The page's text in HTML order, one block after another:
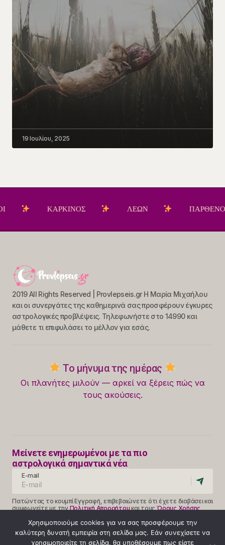
19 Ιουλίου, 2025
ΚΑΡΚΙΝΟΣ ΛΕΩΝ ΠΑΡΘΕΝΟΣ
2019 All Rights Reserved | Provlepseis.gr Η Μαρία Μιχαήλου
και οι συνεργάτες της καθημερινά σας προσφέρουν έγκυρες
αστρολογικές προβλέψεις. Τηλεφωνήστε στο 14990 και
μάθετε τι επιφυλάσει το μέλλον για εσάς.
Το μήνυμα της ημέρας
Οι πλανήτες μιλούν — αρκεί να ξέρεις πώς να
τους ακούσεις.
Μείνετε ενημερωμένοι με τα πιο
αστρολογικά σημαντικά νέα
E-mail
Πατώντας το κουμπί Εγγραφή, επιβεβαιώνετε ότι έχετε διαβάσει και
συμφωνείτε με τηνΠολιτική Απορρήτουκαι τουςΌρους Χρήσης
Follow Us
Χρησιμοποιούμε cookies για να σας προσφέρουμε την
καλύτερη δυνατή εμπειρία στη σελίδα μας. Εάν συνεχίσετε να
χρησιμοποιείτε τη σελίδα, θα υποθέσουμε πως είστε